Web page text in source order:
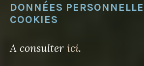
DONNÉES
COOKIES
A consulter ici.